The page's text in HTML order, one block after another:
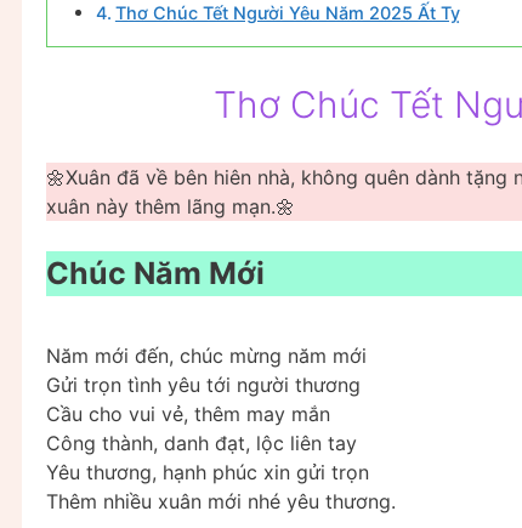
Thơ Chúc Tết Người Yêu Năm 2025 Ất Tỵ
Thơ Chúc Tết
🌼Xuân đã về bên hiên nhà, không quên dành
xuân này thêm lãng mạn.🌼
Chúc Năm Mới
Năm mới đến, chúc mừng năm mới
Gửi trọn tình yêu tới người thương
Cầu cho vui vẻ, thêm may mắn
Công thành, danh đạt, lộc liên tay
Yêu thương, hạnh phúc xin gửi trọn
Thêm nhiều xuân mới nhé yêu thương.